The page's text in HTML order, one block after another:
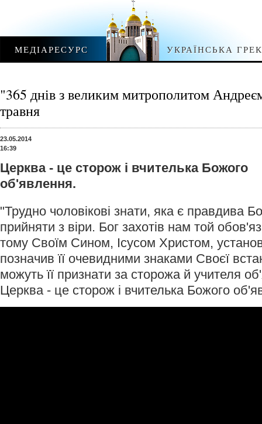
МЕДІАРЕСУРС УКРАЇНСЬКА
"365 днів з великим митрополитом
травня
23.05.2014
16:39
Церква - це сторож і вчителька Божого
об'явлення.
"Трудно чоловікові знати, яка є правдива
прийняти з віри. Бог захотів нам той
тому Своїм Сином, Ісусом Христом,
позначив її очевидними знаками Своєї
можуть її признати за сторожа й учителя
Церква - це сторож і вчителька Божого